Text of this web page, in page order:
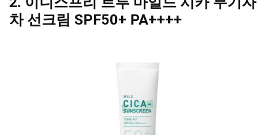
차 선크림 SPF50+ PA++++